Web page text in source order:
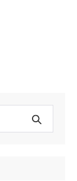
Suche